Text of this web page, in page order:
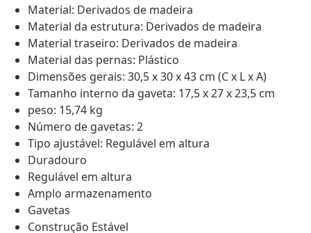
Material: Derivados de madeira
Material da estrutura: Derivados de madeira
Material traseiro: Derivados de madeira
Material das pernas: Plástico
Dimensões gerais: 30,5 x 30 x 43 cm (C x L x A)
Tamanho interno da gaveta: 17,5 x 27 x 23,5 cm
peso: 15,74 kg
Número de gavetas: 2
Tipo ajustável: Regulável em altura
Duradouro
Regulável em altura
Amplo armazenamento
Gavetas
Construção Estável